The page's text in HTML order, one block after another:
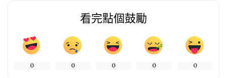
看完點個鼓勵
0 0 0 0 0